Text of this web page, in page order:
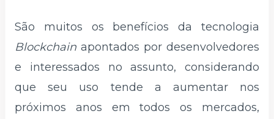
São muitos os benefícios da tecnologia
Blockchain apontados por desenvolvedores
e interessados no assunto, considerando
que seu uso tende a aumentar nos
próximos anos em todos os mercados,